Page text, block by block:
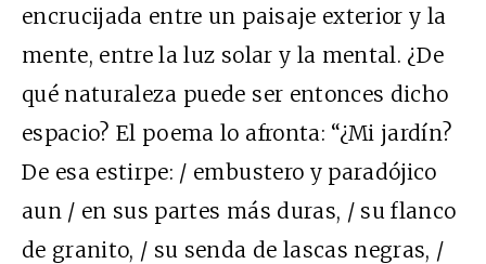
encrucijada entre un paisaje exterior y la
mente, entre la luz solar y la mental. ¿De
qué naturaleza puede ser entonces dicho
espacio? El poema lo afronta: “¿Mi jardín?
De esa estirpe: / embustero y paradójico
aun / en sus partes más duras, / su flanco
de granito, / su senda de lascas negras, /